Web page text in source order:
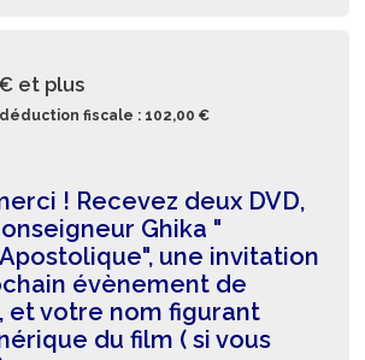
et plus
fiscale : 102,00 €
! Recevez deux DVD,
Ghika "
une invitation
évènement de
et votre nom figurant
du film ( si vous